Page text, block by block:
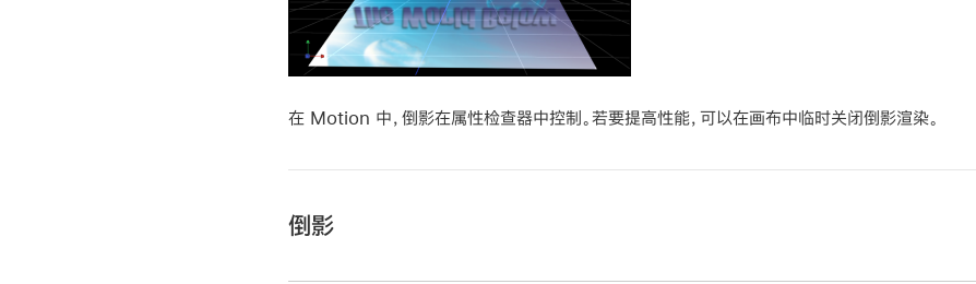
在 Motion 中，倒影在属性检查器中控制。若要提高性能，可以在画布中临时关闭倒影渲染。
倒影